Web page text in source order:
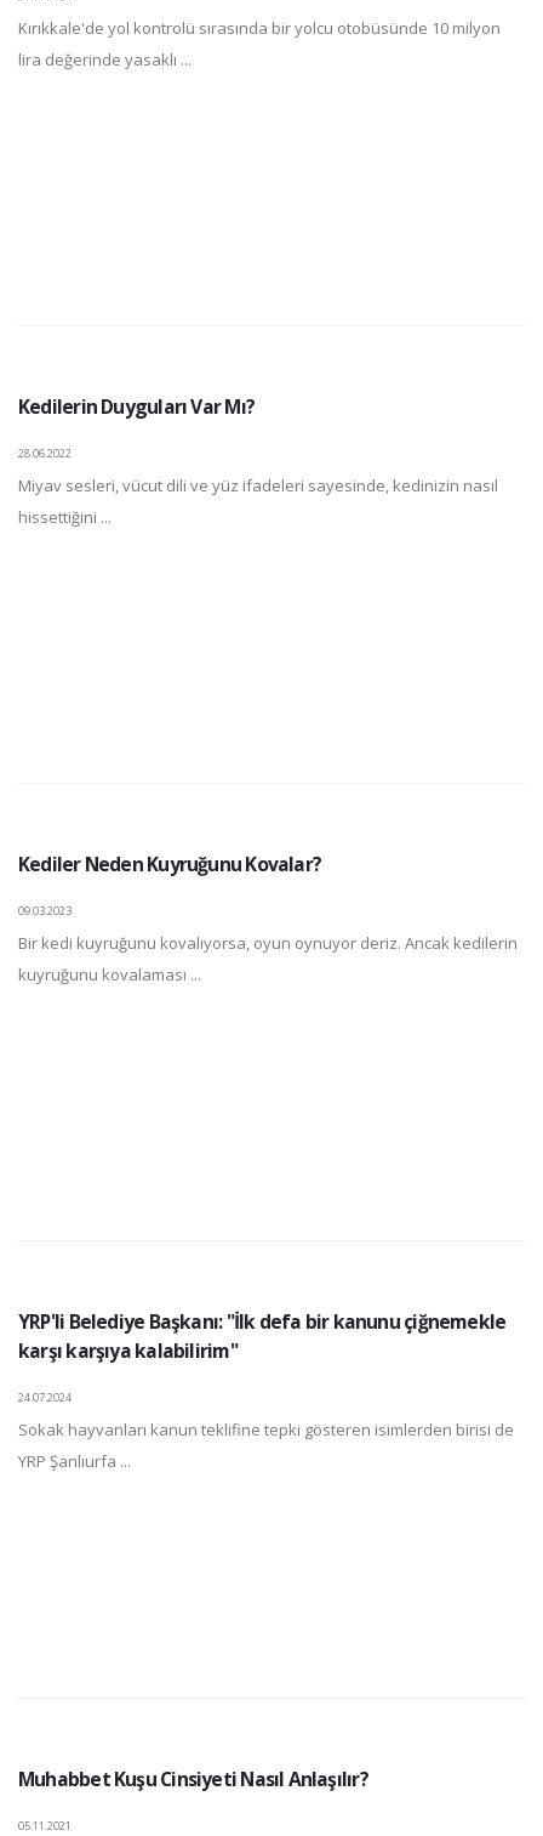
Kırıkkale'de yol kontrolü sırasında bir yolcu otobüsünde 10 milyon
lira değerinde yasaklı ...
Kedilerin Duyguları Var Mı?
28.06.2022
Miyav sesleri, vücut dili ve yüz ifadeleri sayesinde, kedinizin nasıl
hissettiğini ...
Kediler Neden Kuyruğunu Kovalar?
09.03.2023
Bir kedi kuyruğunu kovalıyorsa, oyun oynuyor deriz. Ancak kedilerin
kuyruğunu kovalaması ...
YRP'li Belediye Başkanı: "İlk defa bir kanunu çiğnemekle
karşı karşıya kalabilirim"
24.07.2024
Sokak hayvanları kanun teklifine tepki gösteren isimlerden birisi de
YRP Şanlıurfa ...
Muhabbet Kuşu Cinsiyeti Nasıl Anlaşılır?
05.11.2021